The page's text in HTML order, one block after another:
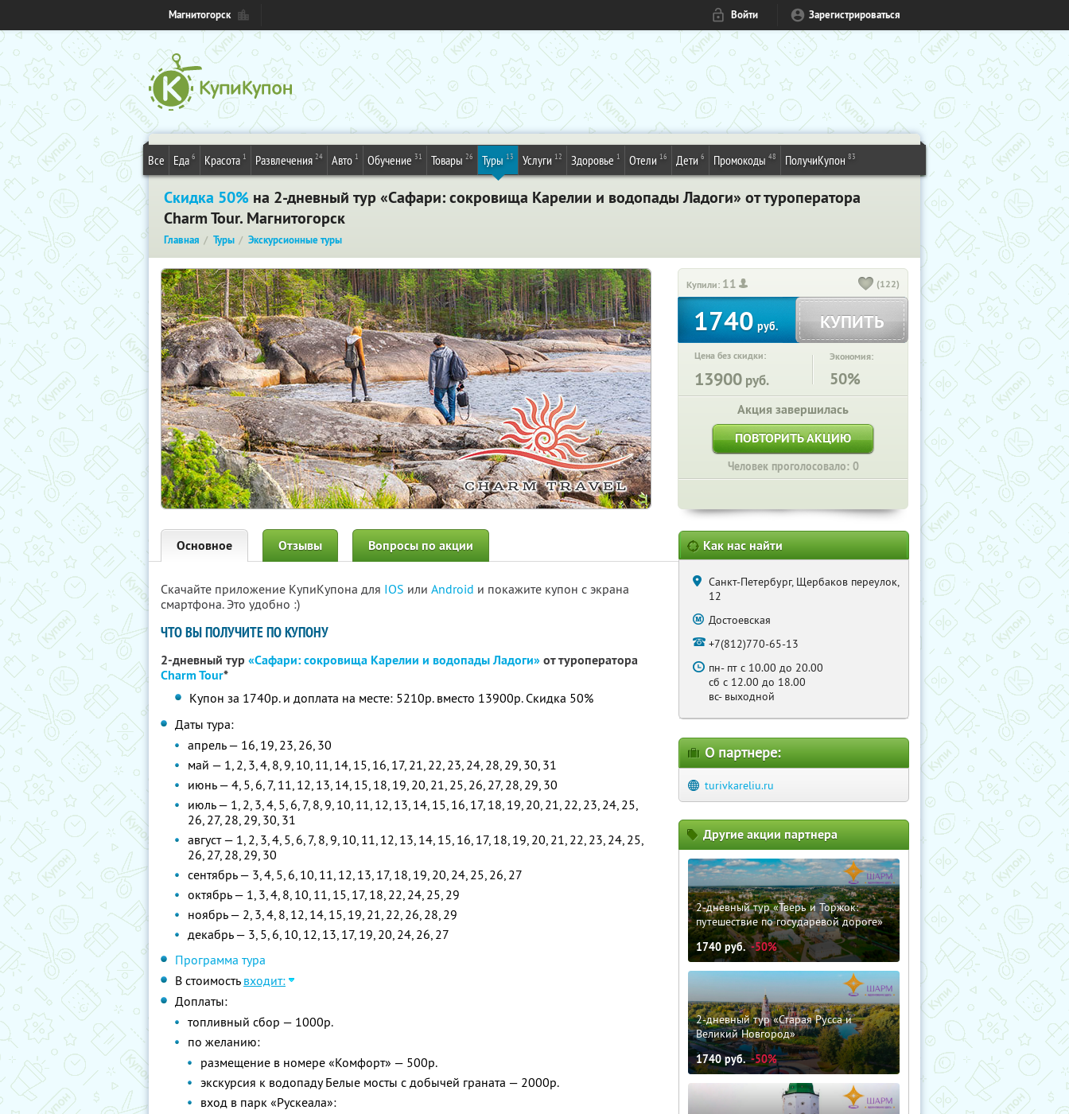
Магнитогорск Войти Зарегистрироваться
Все Еда 6 Красота 1 Развлечения 24 Авто 1 Обучение 31 Товары 26 Туры 13 Услуги 12 Здоровье 1 Отели 16 Дети 6 Промокоды 48 ПолучиКупон 83
Скидка 50% на 2-дневный тур «Сафари: сокровища Карелии и водопады Ладоги» от туроператора
Charm Tour. Магнитогорск
Главная Туры Экскурсионные туры
Купили: 11 (122)
1740руб. КУПИТЬ
Цена без скидки:
13900 руб.
Экономия:
50%
Акция завершилась
ПОВТОРИТЬ АКЦИЮ
Человек проголосовало: 0
Основное Отзывы Вопросы по акции
Скачайте приложение КупиКупона для IOS или Android и покажите купон с экрана
смартфона. Это удобно :)
ЧТО ВЫ ПОЛУЧИТЕ ПО КУПОНУ
2-дневный тур «Сафари: сокровища Карелии и водопады Ладоги»от туроператора
Charm Tour*
Купон за 1740р. и доплата на месте: 5210р. вместо 13900р. Скидка 50%
Даты тура:
апрель — 16, 19, 23, 26, 30
май — 1, 2, 3, 4, 8, 9, 10, 11, 14, 15, 16, 17, 21, 22, 23, 24, 28, 29, 30, 31
июнь — 4, 5, 6, 7, 11, 12, 13, 14, 15, 18, 19, 20, 21, 25, 26, 27, 28, 29, 30
июль — 1, 2, 3, 4, 5, 6, 7, 8, 9, 10, 11, 12, 13, 14, 15, 16, 17, 18, 19, 20, 21, 22, 23, 24, 25,
26, 27, 28, 29, 30, 31
август — 1, 2, 3, 4, 5, 6, 7, 8, 9, 10, 11, 12, 13, 14, 15, 16, 17, 18, 19, 20, 21, 22, 23, 24, 25,
26, 27, 28, 29, 30
сентябрь — 3, 4, 5, 6, 10, 11, 12, 13, 17, 18, 19, 20, 24, 25, 26, 27
октябрь — 1, 3, 4, 8, 10, 11, 15, 17, 18, 22, 24, 25, 29
ноябрь — 2, 3, 4, 8, 12, 14, 15, 19, 21, 22, 26, 28, 29
декабрь — 3, 5, 6, 10, 12, 13, 17, 19, 20, 24, 26, 27
Программа тура
В стоимость входит:
Доплаты:
топливный сбор — 1000р.
по желанию:
размещение в номере «Комфорт» — 500р.
экскурсия к водопаду Белые мосты с добычей граната — 2000р.
вход в парк «Рускеала»:
Как нас найти
Санкт-Петербург, Щербаков переулок,
12
Достоевская
+7(812)770-65-13
пн- пт с 10.00 до 20.00
сб с 12.00 до 18.00
вс- выходной
О партнере:
turivkareliu.ru
Другие акции партнера
2-дневный тур «Тверь и Торжок:
путешествие по государевой дороге»
1740руб. -50%
2-дневный тур «Старая Русса и
Великий Новгород»
1740руб. -50%